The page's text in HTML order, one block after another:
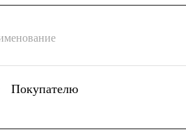
Покупателю